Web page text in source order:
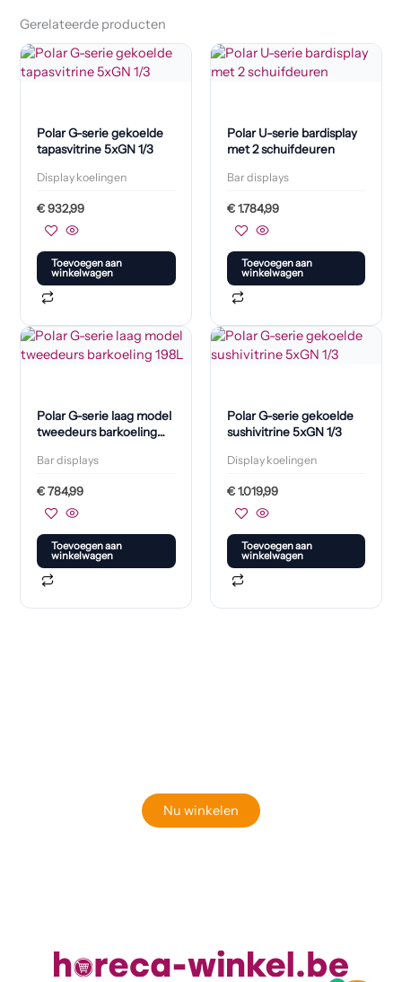
Gerelateerde producten
Polar G-serie gekoelde
tapasvitrine 5xGN 1/3
Display koelingen
€932,99
Toevoegen aan
winkelwagen
Polar U-serie bardisplay
met 2 schuifdeuren
Bar displays
€1.784,99
Toevoegen aan
winkelwagen
Polar G-serie laag model
tweedeurs barkoeling
Bar displays
€784,99
Toevoegen aan
winkelwagen
Polar G-serie gekoelde
sushivitrine 5xGN 1/3
Display koelingen
€1.019,99
Toevoegen aan
winkelwagen
Nu winkelen